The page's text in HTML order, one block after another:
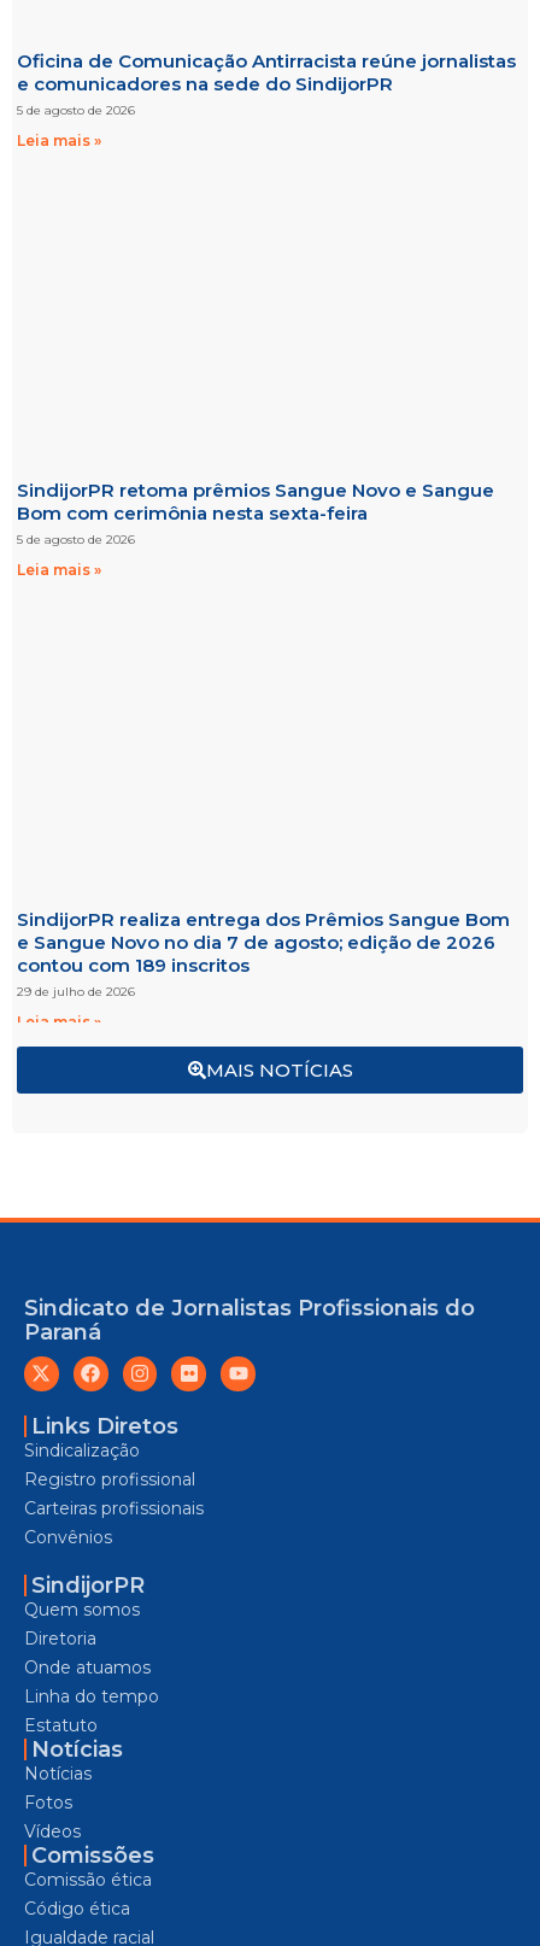
MAIS NOTÍCIAS
Oficina de Comunicação Antirracista reúne jornalistas
e comunicadores na sede do SindijorPR
5 de agosto de 2026
Leia mais »
SindijorPR retoma prêmios Sangue Novo e Sangue
Bom com cerimônia nesta sexta-feira
5 de agosto de 2026
Leia mais »
SindijorPR realiza entrega dos Prêmios Sangue Bom
e Sangue Novo no dia 7 de agosto; edição de 2026
contou com 189 inscritos
29 de julho de 2026
Leia mais »
Sindicato de Jornalistas Profissionais do
Paraná
Links Diretos
Sindicalização
Registro profissional
Carteiras profissionais
Convênios
SindijorPR
Quem somos
Diretoria
Onde atuamos
Linha do tempo
Estatuto
Notícias
Notícias
Fotos
Vídeos
Comissões
Comissão ética
Código ética
Igualdade racial